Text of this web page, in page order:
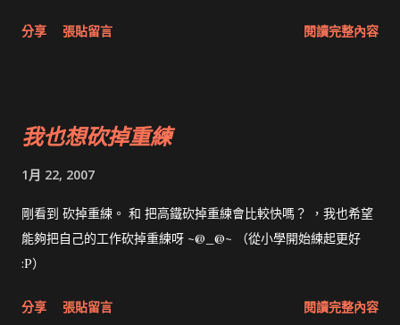
Silent、Seagate 320G 7200rpm SATA2及海韻430Watt，還有
不能妥協，其實我也很想買無螺絲的機殼，只是沒找到滿意的...
沒有什麼必要買E6400。另外E4300更猛，不過我去光華時沒看
到E4300，所以就直接買E6300。其實在下並不鼓勵超頻，雖然
在某個範圍內超頻絕對是可行，但超頻幅度大其實風險相對也
用絲路和Eclipse測試都非常快，所以2年之內在下不會對這台電
分享 張貼留言 閱讀完整內容
我也想砍掉重練
1月 22, 2007
剛看到 砍掉重練。 和 把高鐵砍掉重練會比較快嗎？ ，我也希望
能夠把自己的工作砍掉重練呀 ~@_@~ （從小學開始練起更好
:P）
分享 張貼留言 閱讀完整內容